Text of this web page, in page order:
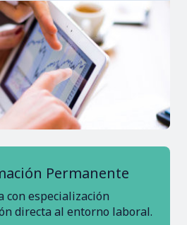
Permanente
con especialización
directa al entorno laboral.